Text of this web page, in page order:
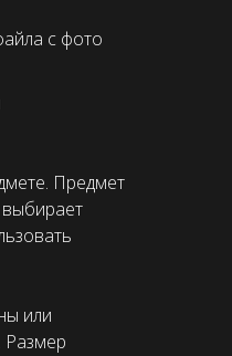
с фото
Предмет
или
Размер